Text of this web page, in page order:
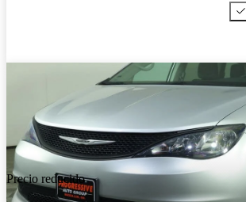
Precio reducido